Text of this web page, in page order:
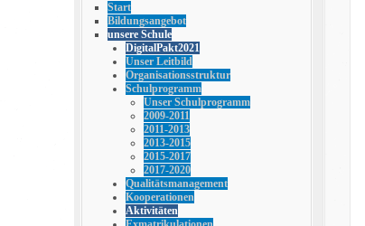
Start
Bildungsangebot
unsere Schule
DigitalPakt2021
Unser Leitbild
Organisationsstruktur
Schulprogramm
Unser Schulprogramm
2009-2011
2011-2013
2013-2015
2015-2017
2017-2020
Qualitätsmanagement
Kooperationen
Aktivitäten